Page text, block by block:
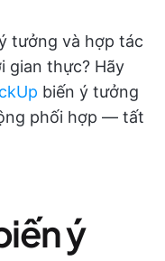
tưởng và hợp tác
gian thực? Hãy
biến ý tưởng
phối hợp — tất
ý